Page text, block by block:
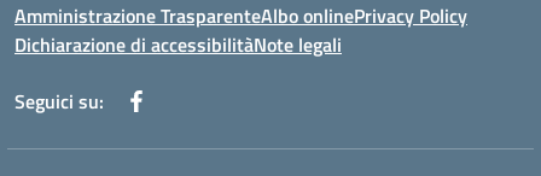
Amministrazione TrasparenteAlbo onlinePrivacy Policy
Dichiarazione di accessibilitàNote legali
Seguici su: